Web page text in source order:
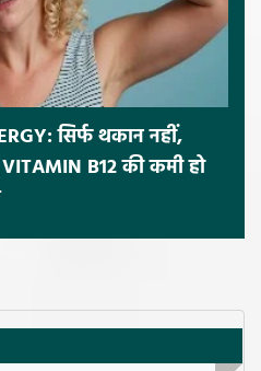
सिर्फ थकान नहीं,
B12 की कमी हो